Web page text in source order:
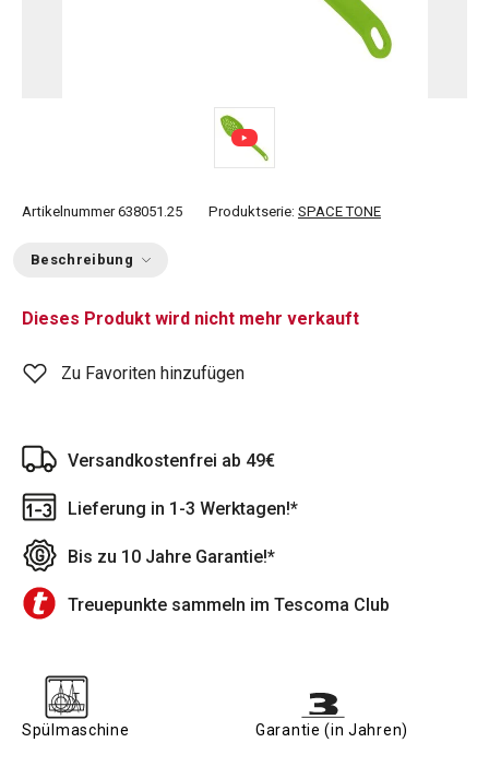
Artikelnummer 638051.25 Produktserie: SPACE TONE
Beschreibung
Dieses Produkt wird nicht mehr verkauft
Zu Favoriten hinzufügen
Versandkostenfrei ab 49€
Lieferung in 1-3 Werktagen!*
Bis zu 10 Jahre Garantie!*
Treuepunkte sammeln im Tescoma Club
Spülmaschine Garantie (in Jahren)